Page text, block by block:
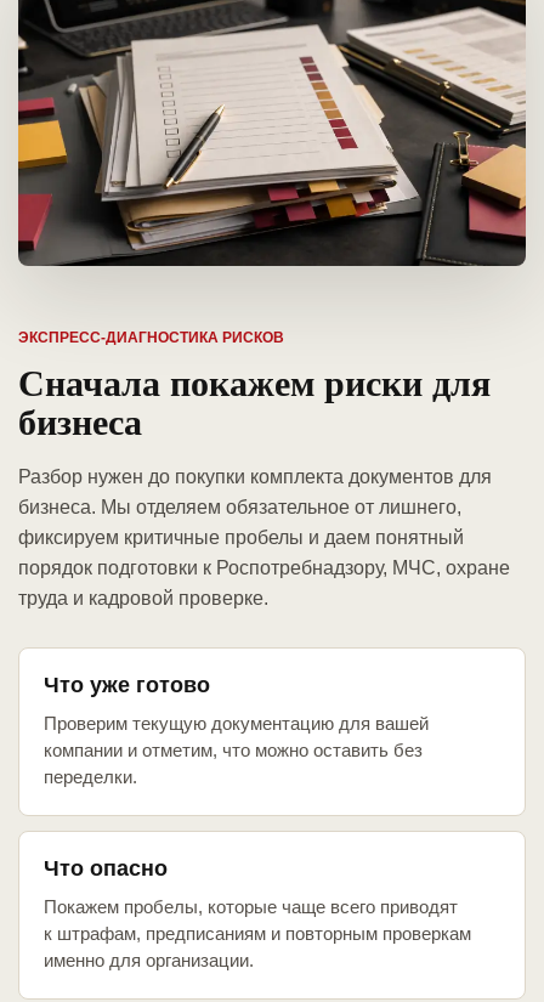
ЭКСПРЕСС-ДИАГНОСТИКА РИСКОВ
Сначала покажем риски для
бизнеса
Разбор нужен до покупки комплекта документов для
бизнеса. Мы отделяем обязательное от лишнего,
фиксируем критичные пробелы и даем понятный
порядок подготовки к Роспотребнадзору, МЧС, охране
труда и кадровой проверке.
Что уже готово
Проверим текущую документацию для вашей
компании и отметим, что можно оставить без
переделки.
Что опасно
Покажем пробелы, которые чаще всего приводят
к штрафам, предписаниям и повторным проверкам
именно для организации.